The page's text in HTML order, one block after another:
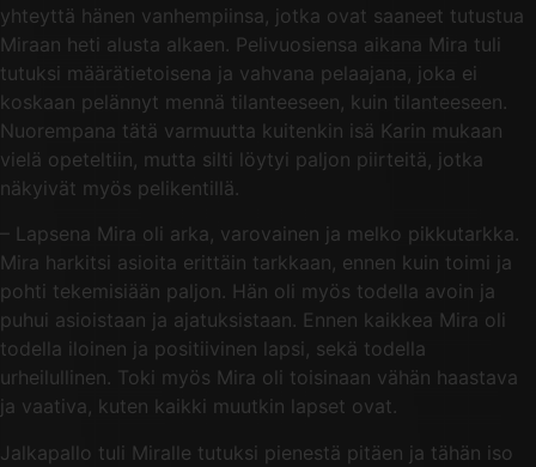
yhteyttä hänen vanhempiinsa, jotka ovat saaneet tutustua
Miraan heti alusta alkaen. Pelivuosiensa aikana Mira tuli
tutuksi määrätietoisena ja vahvana pelaajana, joka ei
koskaan pelännyt mennä tilanteeseen, kuin tilanteeseen.
Nuorempana tätä varmuutta kuitenkin isä Karin mukaan
vielä opeteltiin, mutta silti löytyi paljon piirteitä, jotka
näkyivät myös pelikentillä.
– Lapsena Mira oli arka, varovainen ja melko pikkutarkka.
Mira harkitsi asioita erittäin tarkkaan, ennen kuin toimi ja
pohti tekemisiään paljon. Hän oli myös todella avoin ja
puhui asioistaan ja ajatuksistaan. Ennen kaikkea Mira oli
todella iloinen ja positiivinen lapsi, sekä todella
urheilullinen. Toki myös Mira oli toisinaan vähän haastava
ja vaativa, kuten kaikki muutkin lapset ovat.
Jalkapallo tuli Miralle tutuksi pienestä pitäen ja tähän iso